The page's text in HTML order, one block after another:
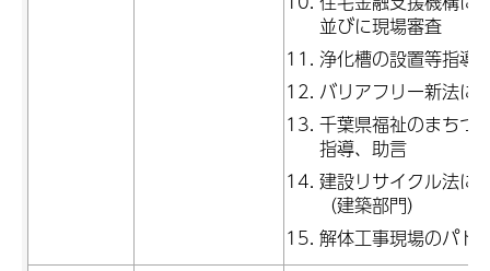
並びに現場審査
浄化槽の設置等指導
バリアフリー新法に
千葉県福祉のまちづ
指導、助言
建設リサイクル法に
（建築部門）
解体工事現場のパト